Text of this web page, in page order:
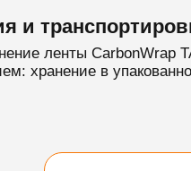
и
ленты CarbonWrap
хранение в